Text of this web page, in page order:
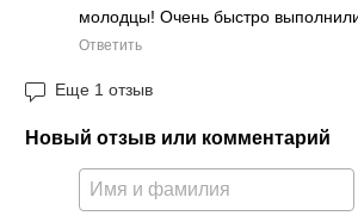
молодцы! Очень быстро
Ответить
Еще 1 отзыв
Новый отзыв или комментарий